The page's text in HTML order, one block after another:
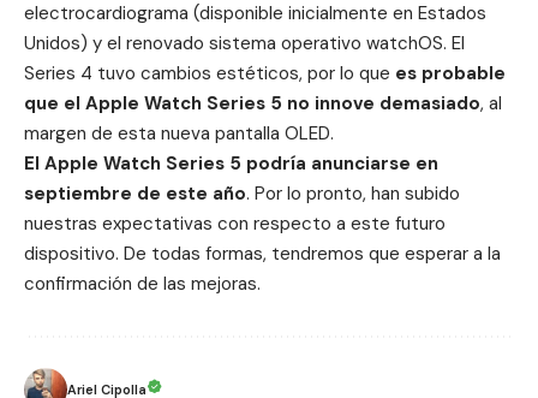
electrocardiograma (disponible inicialmente en Estados
Unidos) y el renovado sistema operativo watchOS. El
Series 4 tuvo cambios estéticos, por lo que es probable
que el Apple Watch Series 5 no innove demasiado, al
margen de esta nueva pantalla OLED.
El Apple Watch Series 5 podría anunciarse en
septiembre de este año. Por lo pronto, han subido
nuestras expectativas con respecto a este futuro
dispositivo. De todas formas, tendremos que esperar a la
confirmación de las mejoras.
Ariel Cipolla